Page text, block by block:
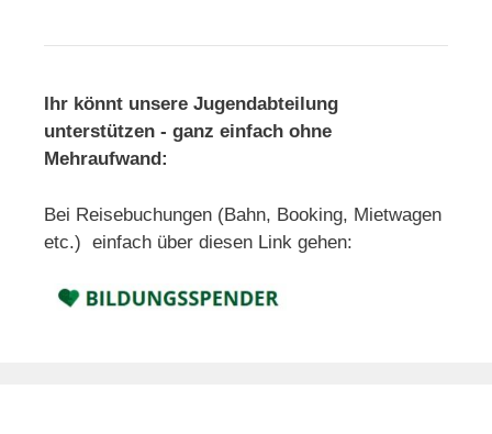
Ihr könnt unsere Jugendabteilung
unterstützen - ganz einfach ohne
Mehraufwand:
Bei Reisebuchungen (Bahn, Booking, Mietwagen
etc.) einfach über diesen Link gehen: